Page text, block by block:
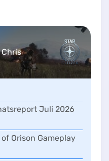
Juli 2026
Orison Gameplay